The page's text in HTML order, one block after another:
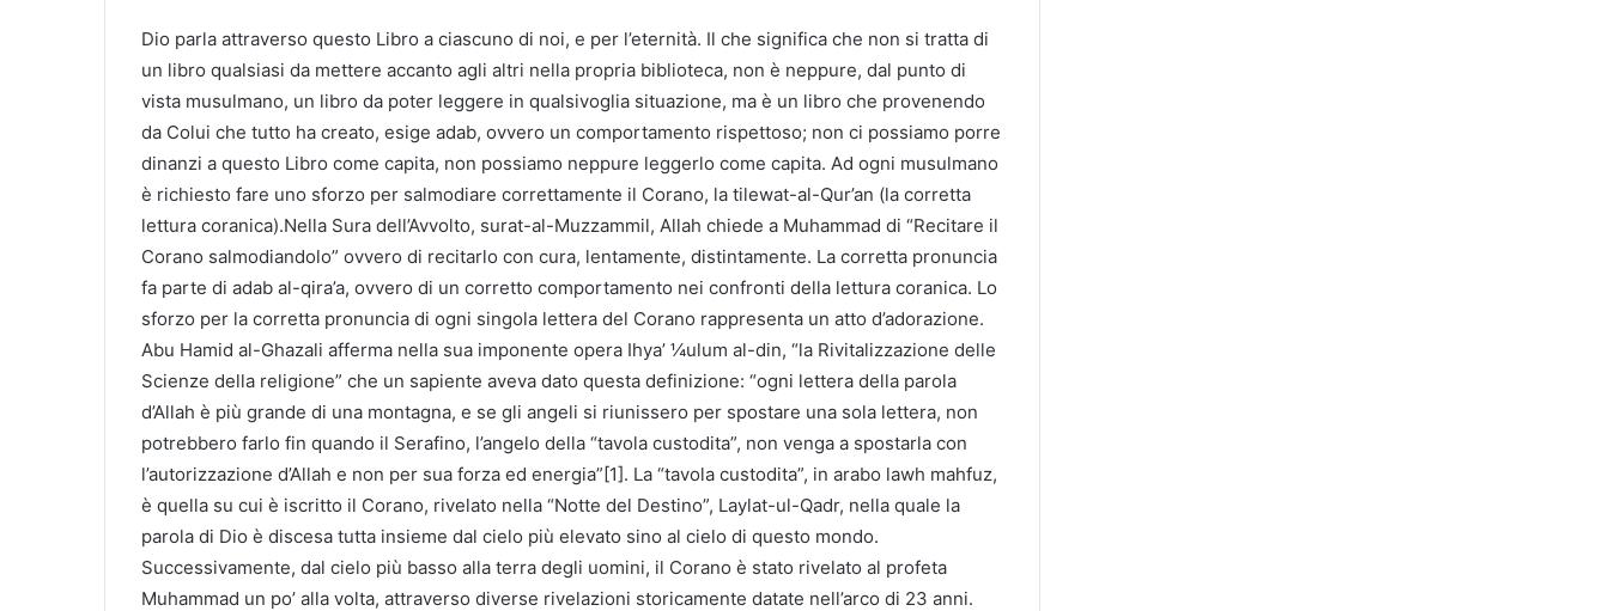
Dio parla attraverso questo Libro a ciascuno di noi, e per l’eternità. Il che significa che non si tratta di
un libro qualsiasi da mettere accanto agli altri nella propria biblioteca, non è neppure, dal punto di
vista musulmano, un libro da poter leggere in qualsivoglia situazione, ma è un libro che provenendo
da Colui che tutto ha creato, esige adab, ovvero un comportamento rispettoso; non ci possiamo porre
dinanzi a questo Libro come capita, non possiamo neppure leggerlo come capita. Ad ogni musulmano
è richiesto fare uno sforzo per salmodiare correttamente il Corano, la tilewat-al-Qur’an (la corretta
lettura coranica).Nella Sura dell’Avvolto, surat-al-Muzzammil, Allah chiede a Muhammad di “Recitare il
Corano salmodiandolo” ovvero di recitarlo con cura, lentamente, distintamente. La corretta pronuncia
fa parte di adab al-qira’a, ovvero di un corretto comportamento nei confronti della lettura coranica. Lo
sforzo per la corretta pronuncia di ogni singola lettera del Corano rappresenta un atto d’adorazione.
Abu Hamid al-Ghazali afferma nella sua imponente opera Ihya’ ¼ulum al-din, “la Rivitalizzazione delle
Scienze della religione” che un sapiente aveva dato questa definizione: “ogni lettera della parola
d’Allah è più grande di una montagna, e se gli angeli si riunissero per spostare una sola lettera, non
potrebbero farlo fin quando il Serafino, l’angelo della “tavola custodita”, non venga a spostarla con
l’autorizzazione d’Allah e non per sua forza ed energia”[1]. La “tavola custodita”, in arabo lawh mahfuz,
è quella su cui è iscritto il Corano, rivelato nella “Notte del Destino”, Laylat-ul-Qadr, nella quale la
parola di Dio è discesa tutta insieme dal cielo più elevato sino al cielo di questo mondo.
Successivamente, dal cielo più basso alla terra degli uomini, il Corano è stato rivelato al profeta
Muhammad un po’ alla volta, attraverso diverse rivelazioni storicamente datate nell’arco di 23 anni.